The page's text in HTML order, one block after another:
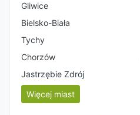
Gliwice
Bielsko-Biała
Tychy
Chorzów
Jastrzębie Zdrój
Więcej miast